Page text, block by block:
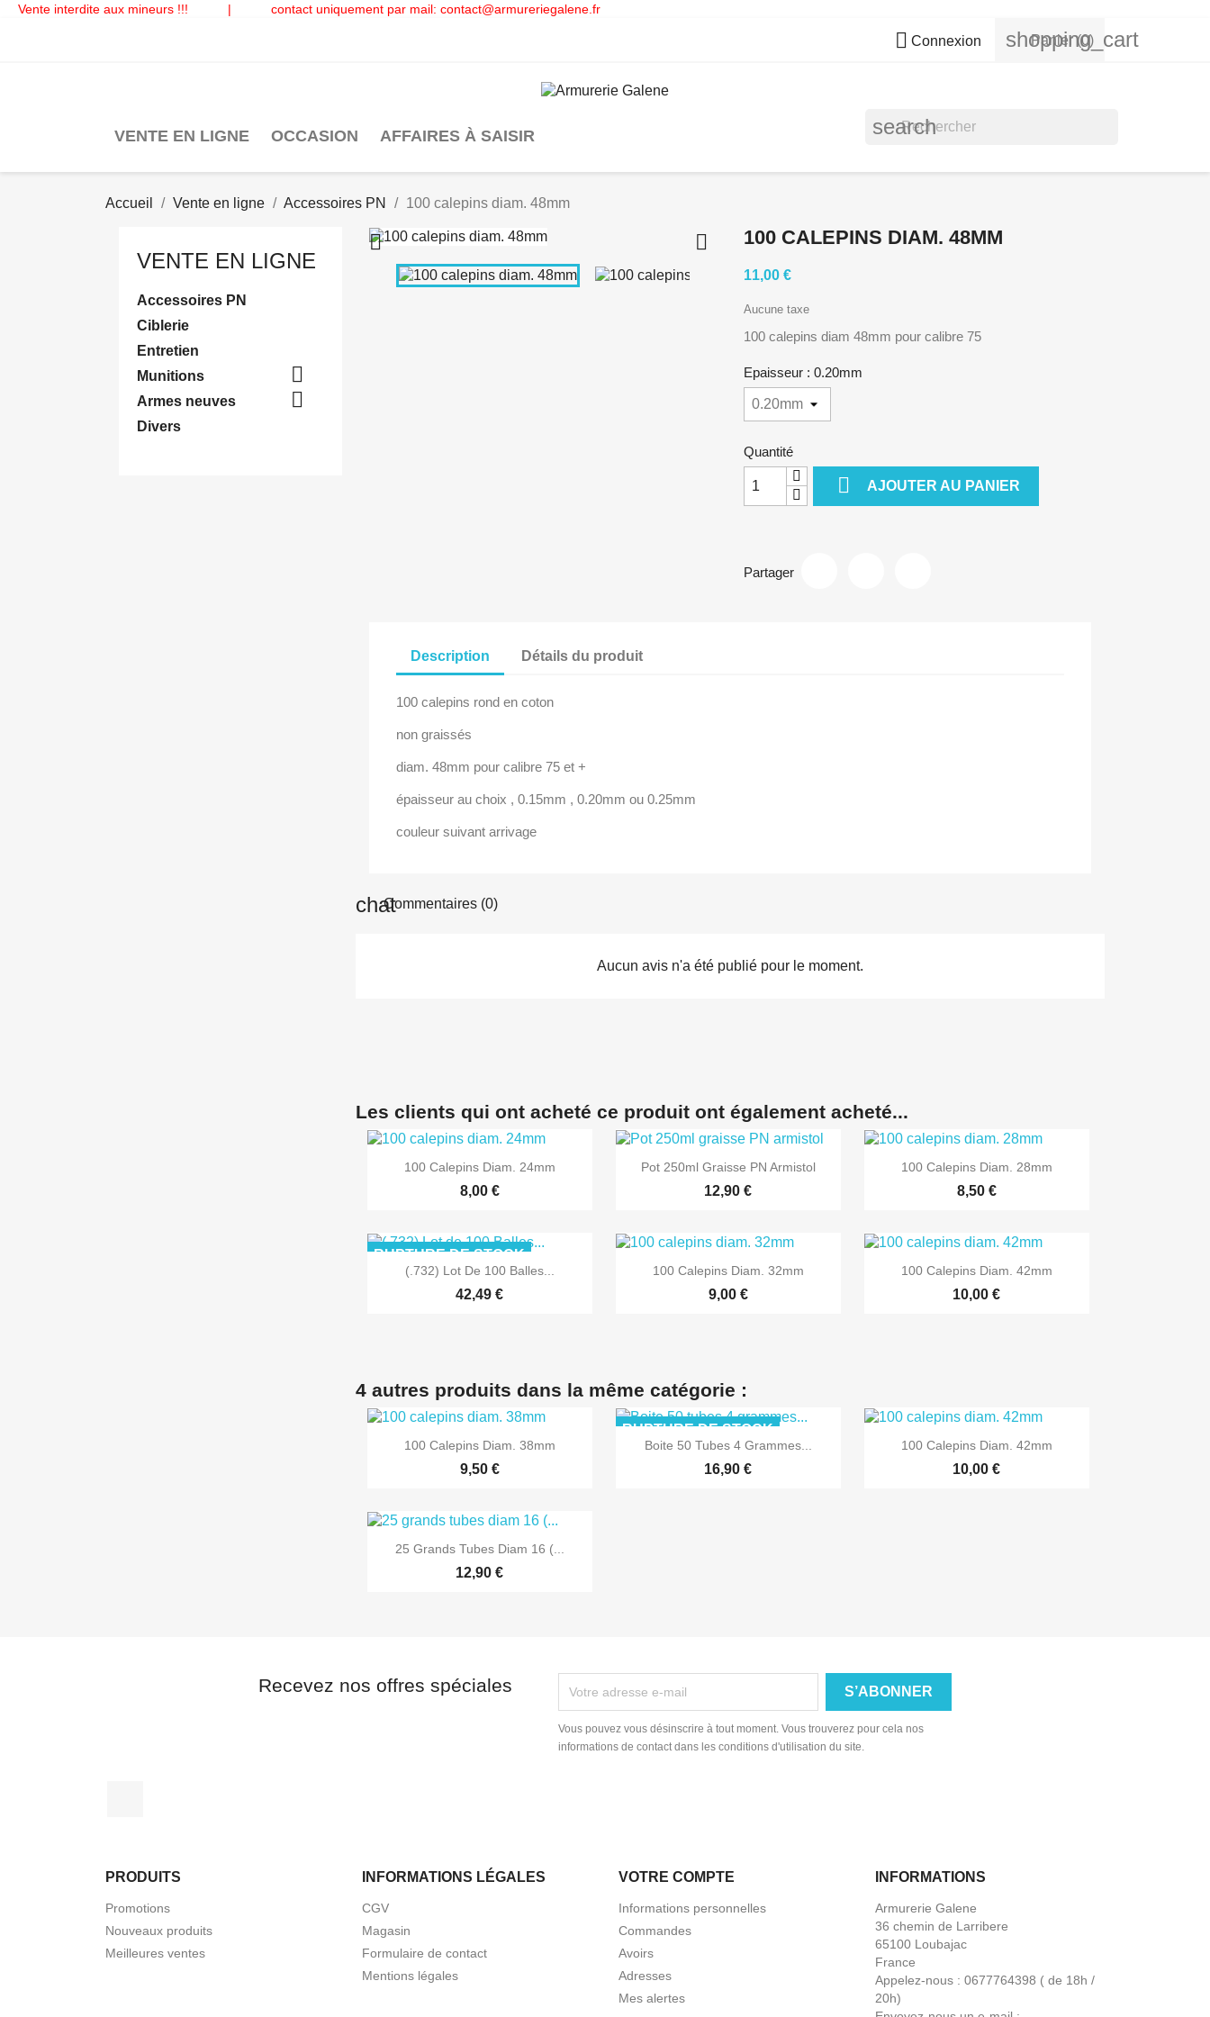
Vente interdite aux mineurs !!! | contact uniquement par mail: contact@armureriegalene.fr
 Connexion shopping_cart
Panier (0)
VENTE EN LIGNE OCCASION AFFAIRES À SAISIR search
Accueil Vente en ligne Accessoires PN 100 calepins diam. 48mm
VENTE EN LIGNE
Accessoires PN
Ciblerie
Entretien
Munitions

Armes neuves 
Divers
  100 CALEPINS DIAM. 48MM
11,00 €
Aucune taxe
100 calepins diam 48mm pour calibre 75
Epaisseur : 0.20mm
Quantité
 AJOUTER AU PANIER
Partager
Description Détails du produit
100 calepins rond en coton
non graissés
diam. 48mm pour calibre 75 et +
épaisseur au choix , 0.15mm , 0.20mm ou 0.25mm
couleur suivant arrivage
chatCommentaires (0)
Aucun avis n'a été publié pour le moment.
Les clients qui ont acheté ce produit ont également acheté...
100 Calepins Diam. 24mm
8,00 €
Pot 250ml Graisse PN Armistol
12,90 €
100 Calepins Diam. 28mm
8,50 €
(.732) Lot De 100 Balles...
42,49 €
RUPTURE DE STOCK
Aperçu rapide
100 Calepins Diam. 32mm
9,00 €
Aperçu rapide
100 Calepins Diam. 42mm
10,00 €
Aperçu rapide
4 autres produits dans la même catégorie :
100 Calepins Diam. 38mm
9,50 €
Boite 50 Tubes 4 Grammes...
16,90 €
RUPTURE DE STOCK
100 Calepins Diam. 42mm
10,00 €
25 Grands Tubes Diam 16 (...
12,90 €
Recevez nos offres spéciales
Vous pouvez vous désinscrire à tout moment. Vous trouverez pour cela nos
informations de contact dans les conditions d'utilisation du site.
PRODUITS
Promotions
Nouveaux produits
Meilleures ventes
INFORMATIONS LÉGALES
CGV
Magasin
Formulaire de contact
Mentions légales
VOTRE COMPTE
Informations personnelles
Commandes
Avoirs
Adresses
Mes alertes
INFORMATIONS
Armurerie Galene
36 chemin de Larribere
65100 Loubajac
France
Appelez-nous : 0677764398 ( de 18h /
20h)